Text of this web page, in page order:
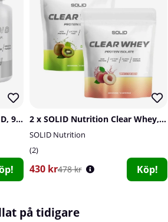
4 x SOLID Nutrition Vitamin D, 90 caps 2 x SOLID Nutrition Clear Whey, 300 g
SOLID Nutrition
2
430 kr478 kr Köp!
på tidigare